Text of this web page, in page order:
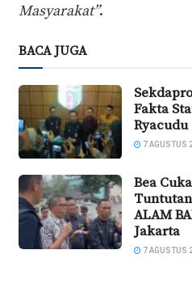
Masyarakat”.
BACA JUGA
Fakta
Ryacudu
7 AGUSTUS
Bea
ALAM
Jakarta
7 AGUSTUS